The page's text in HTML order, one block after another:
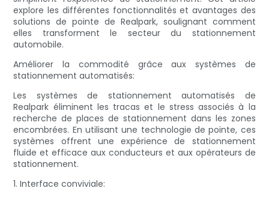
explore les différentes fonctionnalités et avantages des
solutions de pointe de Realpark, soulignant comment
elles transforment le secteur du stationnement
automobile.
Améliorer la commodité grâce aux systèmes de
stationnement automatisés:
Les systèmes de stationnement automatisés de
Realpark éliminent les tracas et le stress associés à la
recherche de places de stationnement dans les zones
encombrées. En utilisant une technologie de pointe, ces
systèmes offrent une expérience de stationnement
fluide et efficace aux conducteurs et aux opérateurs de
stationnement.
1. Interface conviviale: